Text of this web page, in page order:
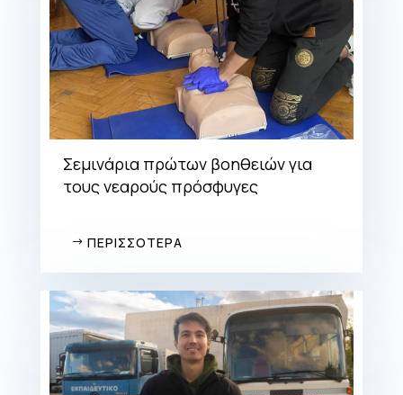
Σεμινάρια πρώτων βοηθειών για
τους νεαρούς πρόσφυγες
ΠΕΡΙΣΣΟΤΕΡΑ